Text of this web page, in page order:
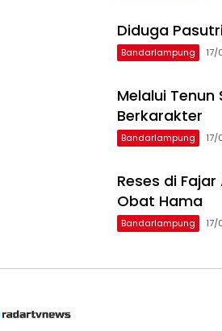
Diduga
Bandarlampung
Melalui
Berkarakter
Bandarlampung
Reses di
Obat Hama
Bandarlampung